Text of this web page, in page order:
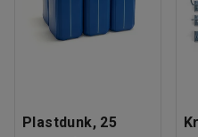
Plastdunk, 25